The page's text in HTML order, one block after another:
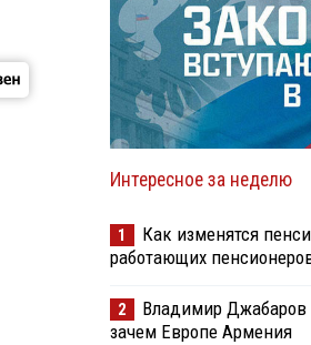
Интересное за неделю
1
Как изменятся
работающих
2
Владимир Джабаров
зачем Европе Армения